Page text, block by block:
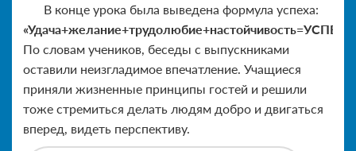
В конце урока была выведена формула успеха:
«Удача+желание+трудолюбие+настойчивость=УСПЕХ»
По словам учеников, беседы с выпускниками
оставили неизгладимое впечатление. Учащиеся
приняли жизненные принципы гостей и решили
тоже стремиться делать людям добро и двигаться
вперед, видеть перспективу.